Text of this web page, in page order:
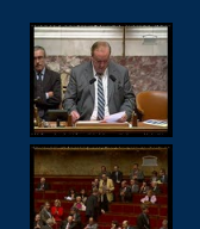
À LA DEMANDE
RECHERCHE
AIDE À LA DÉCOUPE
DE VIDÉOS